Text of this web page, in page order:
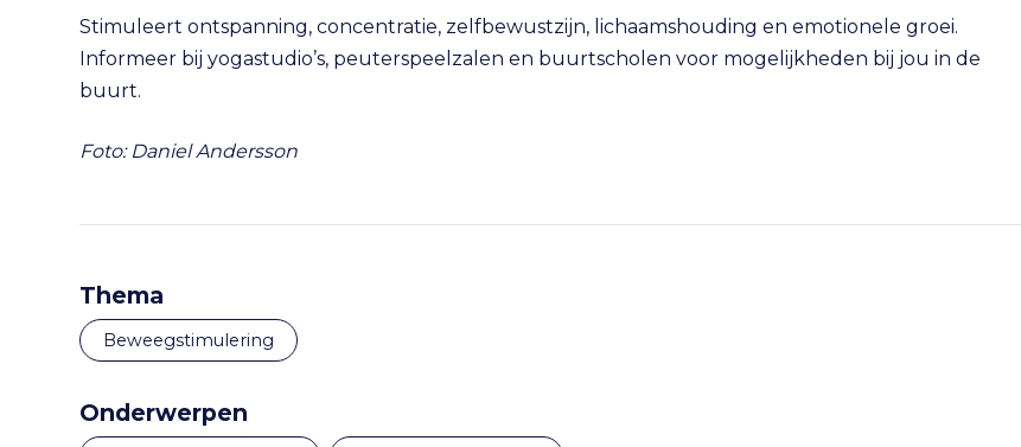
Stimuleert ontspanning, concentratie, zelfbewustzijn, lichaamshouding en emotionele groei.
Informeer bij yogastudio’s, peuterspeelzalen en buurtscholen voor mogelijkheden bij jou in de
buurt.
Foto: Daniel Andersson
Thema
Beweegstimulering
Onderwerpen